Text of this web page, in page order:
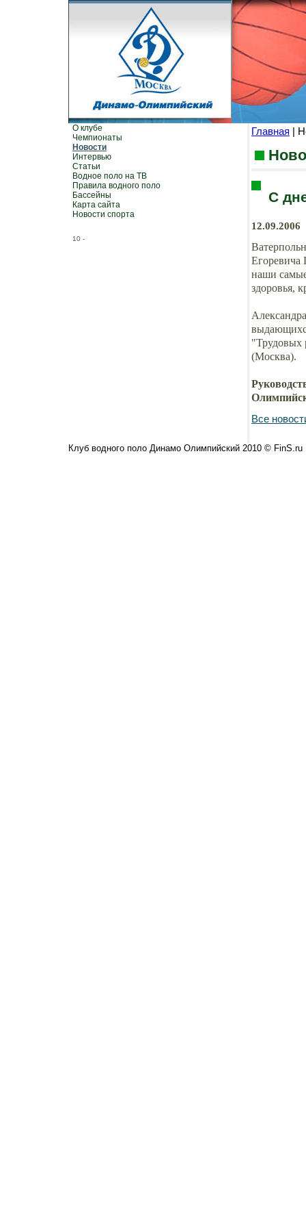
О клубе
Чемпионаты
Новости
Интервью
Статьи
Водное поло на ТВ
Правила водного поло
Бассейны
Карта сайта
Новости спорта
10 -
Главная |
С
12.09.2006
Егоревича
наши
здоровья,
"Трудовых
(Москва).
Все
Клуб водного поло Динамо Олимпийский 2010 © FinS.ru